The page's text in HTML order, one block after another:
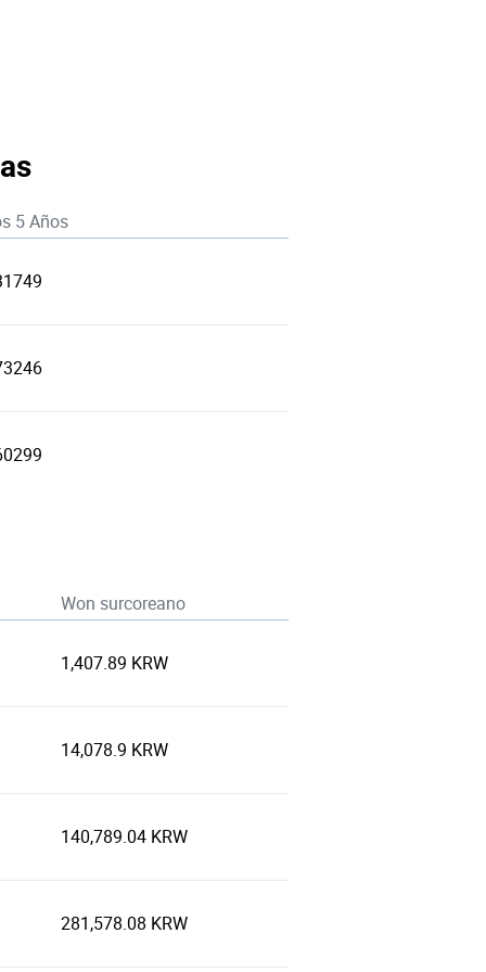
5 Años
Won surcoreano
1,407.89 KRW
14,078.9 KRW
140,789.04 KRW
281,578.08 KRW